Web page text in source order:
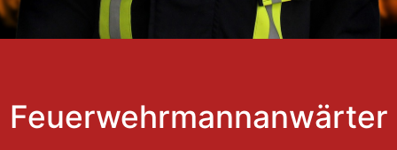
Feuerwehrmannanwärter